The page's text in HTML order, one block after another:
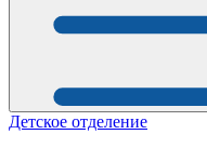
Детское отделение